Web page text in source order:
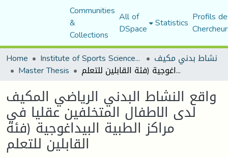
Communities
&
Collections
All of
DSpace Statistics Profils
Home
Institute of Sports Sciences and Techniques نشاط بدني مكيف
Master Thesis واقع النشاط البدني الرياضي المكيف لدى الاطفال المتخلفين عقليا في مراكز الطبية البيداغوجية (فئة القابلين للتعلم
واقع النشاط البدني الرياضي المكيف
لدى الاطفال المتخلفين عقليا في
مراكز الطبية البيداغوجية (فئة
القابلين للتعلم